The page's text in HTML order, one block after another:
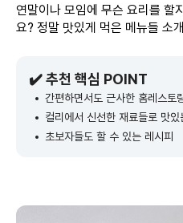
연말이나 모임에 무슨 요리를 할
요? 정말 맛있게 먹은 메뉴들 소
✔️ 추천 핵심 POINT
간편하면서도 근사한 홈레스토
컬리에서 신선한 재료들로 맛있
초보자들도 할 수 있는 레시피